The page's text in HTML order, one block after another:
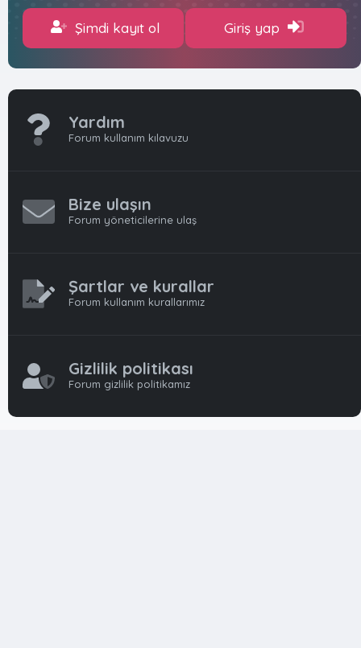
Şimdi kayıt ol Giriş yap
Yardım
Forum kullanım kılavuzu
Bize ulaşın
Forum yöneticilerine ulaş
Şartlar ve kurallar
Forum kullanım kurallarımız
Gizlilik politikası
Forum gizlilik politikamız